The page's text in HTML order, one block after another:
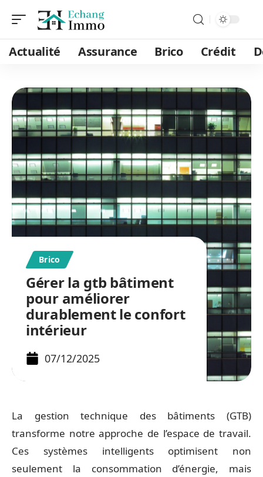
Actualité Assurance Brico Crédit
Brico
Gérer la gtb bâtiment
pour améliorer
durablement le confort
intérieur
07/12/2025
La gestion technique des bâtiments (GTB)
transforme notre approche de l’espace de travail.
Ces systèmes intelligents optimisent non
seulement la consommation d’énergie, mais